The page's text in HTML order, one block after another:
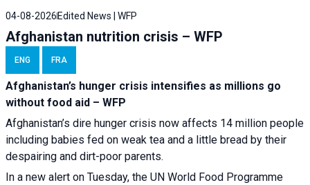
04-08-2026 Edited News | WFP
Afghanistan nutrition crisis – WFP
ENG FRA
Afghanistan’s hunger crisis intensifies as millions go
without food aid – WFP
Afghanistan’s dire hunger crisis now affects 14 million people
including babies fed on weak tea and a little bread by their
despairing and dirt-poor parents.
In a new alert on Tuesday, the UN World Food Programme